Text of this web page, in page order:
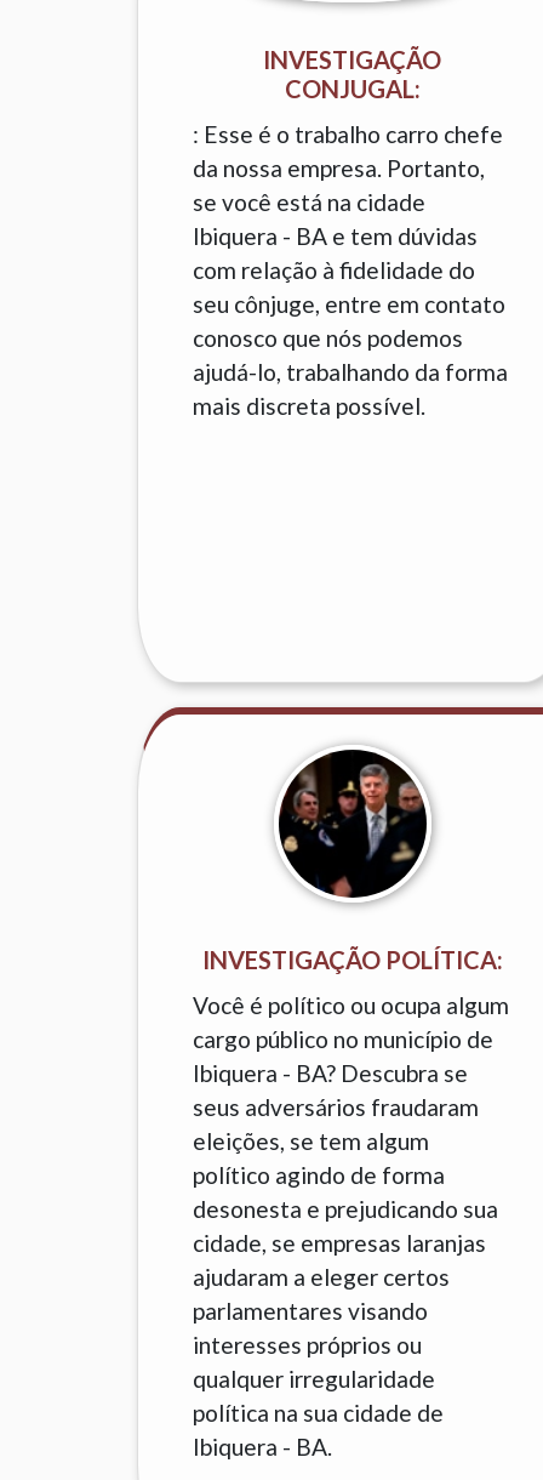
INVESTIGAÇÃO
CONJUGAL:
: Esse é o trabalho carro chefe
da nossa empresa. Portanto,
se você está na cidade
Ibiquera - BA e tem dúvidas
com relação à fidelidade do
seu cônjuge, entre em contato
conosco que nós podemos
ajudá-lo, trabalhando da forma
mais discreta possível.
INVESTIGAÇÃO POLÍTICA:
Você é político ou ocupa algum
cargo público no município de
Ibiquera - BA? Descubra se
seus adversários fraudaram
eleições, se tem algum
político agindo de forma
desonesta e prejudicando sua
cidade, se empresas laranjas
ajudaram a eleger certos
parlamentares visando
interesses próprios ou
qualquer irregularidade
política na sua cidade de
Ibiquera - BA.